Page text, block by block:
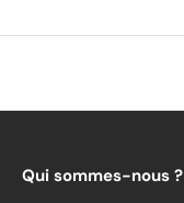
Qui sommes-nous ?